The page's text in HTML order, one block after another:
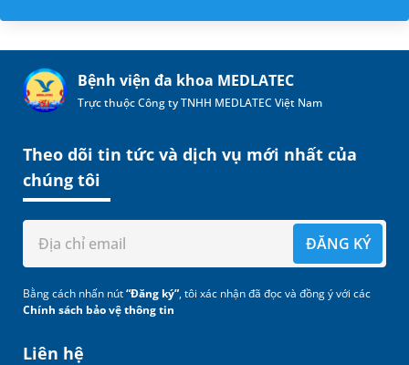
Bệnh viện đa khoa MEDLATEC
Trực thuộc Công ty TNHH MEDLATEC Việt Nam
Liên hệ
Theo dõi tin tức và dịch vụ mới nhất của
chúng tôi
ĐĂNG KÝ
Bằng cách nhấn nút“Đăng ký”, tôi xác nhận đã đọc và đồng ý với các
Chính sách bảo vệ thông tin